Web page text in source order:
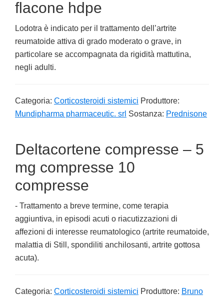
flacone hdpe
Lodotra è indicato per il trattamento dell’artrite
reumatoide attiva di grado moderato o grave, in
particolare se accompagnata da rigidità mattutina,
negli adulti.
Categoria: Corticosteroidi sistemici Produttore:
Mundipharma pharmaceutic. srl Sostanza: Prednisone
Deltacortene compresse – 5
mg compresse 10
compresse
- Trattamento a breve termine, come terapia
aggiuntiva, in episodi acuti o riacutizzazioni di
affezioni di interesse reumatologico (artrite reumatoide,
malattia di Still, spondiliti anchilosanti, artrite gottosa
acuta).
Categoria: Corticosteroidi sistemici Produttore: Bruno